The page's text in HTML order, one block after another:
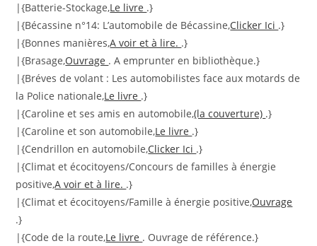
|{Batterie-Stockage,Le livre .}
|{Bécassine n°14: L’automobile de Bécassine,Clicker Ici .}
|{Bonnes manières,A voir et à lire. .}
|{Brasage,Ouvrage . A emprunter en bibliothèque.}
|{Bréves de volant : Les automobilistes face aux motards de
la Police nationale,Le livre .}
|{Caroline et ses amis en automobile,(la couverture) .}
|{Caroline et son automobile,Le livre .}
|{Cendrillon en automobile,Clicker Ici .}
|{Climat et écocitoyens/Concours de familles à énergie
positive,A voir et à lire. .}
|{Climat et écocitoyens/Famille à énergie positive,Ouvrage
.}
|{Code de la route,Le livre . Ouvrage de référence.}